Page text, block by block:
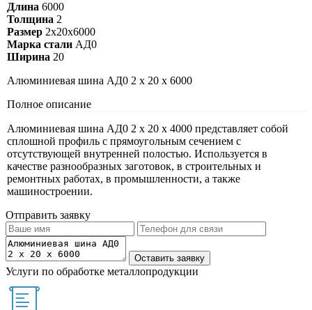
Длина 6000
Толщина 2
Размер 2х20х6000
Марка стали АД0
Ширина 20
Алюминиевая шина АД0 2 х 20 х 6000
Полное описание
Алюминиевая шина АД0 2 х 20 х 4000 представляет собой
сплошной профиль с прямоугольным сечением с
отсутствующей внутренней полостью. Используется в
качестве разнообразных заготовок, в строительных и
ремонтных работах, в промышленности, а также
машиностроении.
Отправить заявку
Услуги по обработке металлопродукции